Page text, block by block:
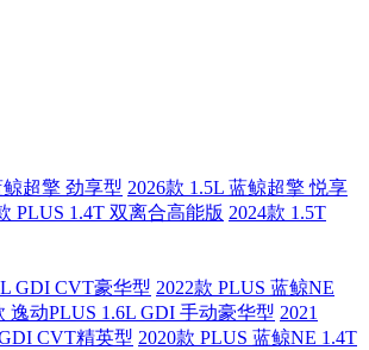
鲸超擎 劲享型 2026款 1.5L 蓝鲸超擎 悦享
PLUS 1.4T 双离合高能版 2024款 1.5T
GDI CVT豪华型 2022款 PLUS 蓝鲸NE
逸动PLUS 1.6L GDI 手动豪华型 2021
CVT精英型 2020款 PLUS 蓝鲸NE 1.4T